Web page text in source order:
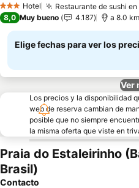
3 Estrellas
Hotel Restaurante de sushi
8,0 Muy bueno 4.187 a 8.0
Elige fechas para ver los
Ver
Los precios y la disponibilidad
web de reserva cambian de
posible que no siempre
la misma oferta que viste en
Praia do Estaleirinho
Brasil)
Contacto